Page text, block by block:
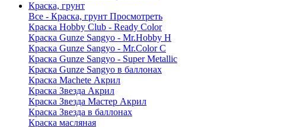
Краска, грунт
Все - Краска, грунт Просмотреть
Краска Hobby Club - Ready Color
Краска Gunze Sangyo - Mr.Hobby H
Краска Gunze Sangyo - Mr.Color C
Краска Gunze Sangyo - Super Metallic
Краска Gunze Sangyo в баллонах
Краска Machete Акрил
Краска Звезда Акрил
Краска Звезда Мастер Акрил
Краска Звезда в баллонах
Краска масляная